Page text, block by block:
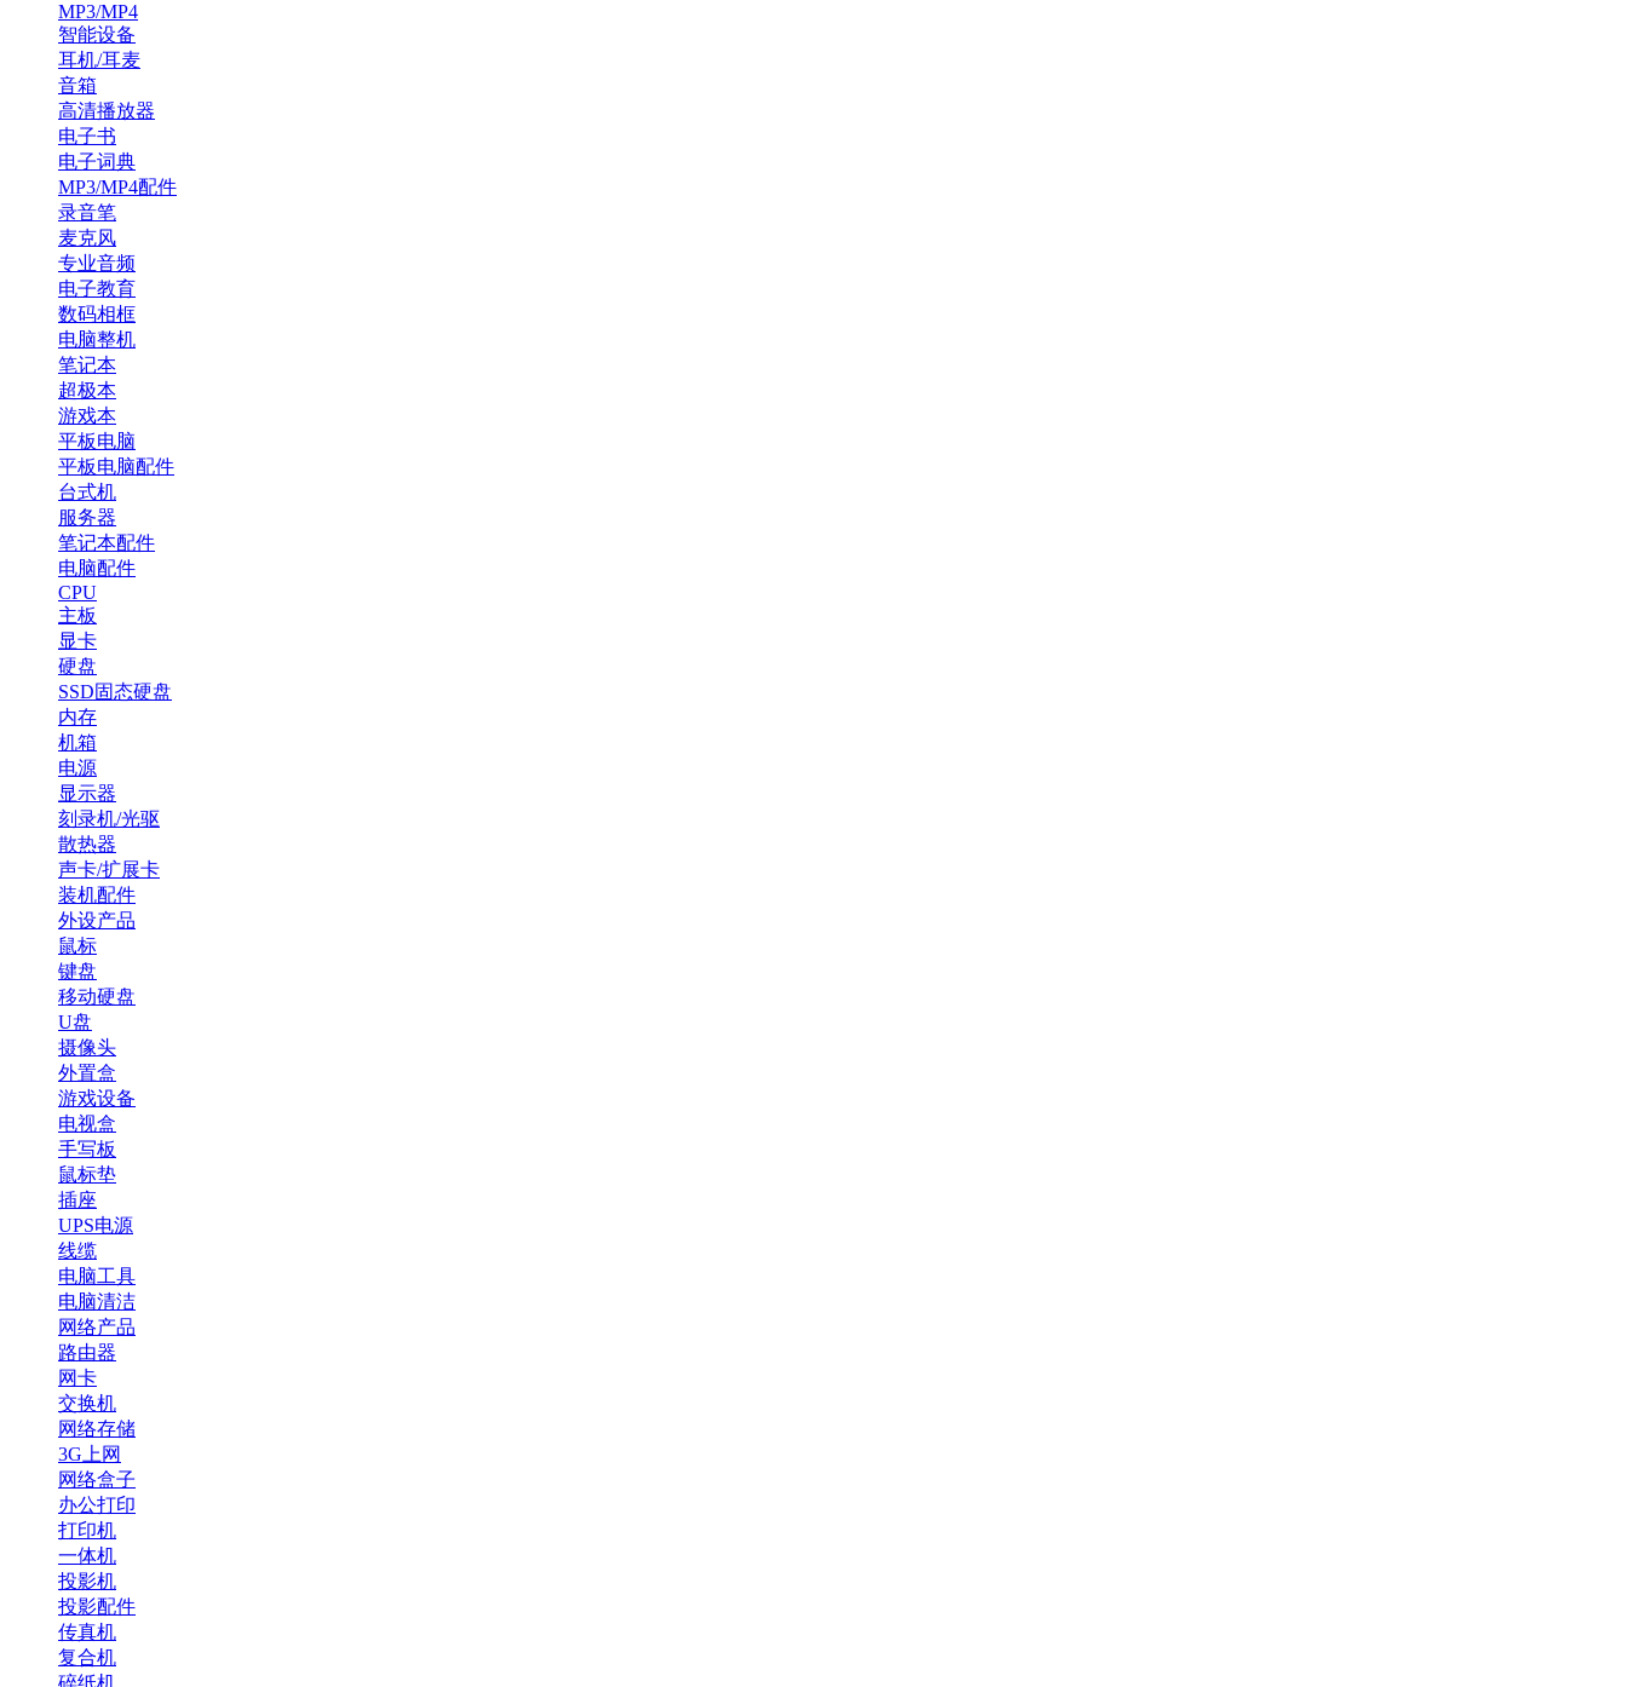
MP3/MP4
智能设备
耳机/耳麦
音箱
高清播放器
电子书
电子词典
MP3/MP4配件
录音笔
麦克风
专业音频
电子教育
数码相框
电脑整机
笔记本
超极本
游戏本
平板电脑
平板电脑配件
台式机
服务器
笔记本配件
电脑配件
CPU
主板
显卡
硬盘
SSD固态硬盘
内存
机箱
电源
显示器
刻录机/光驱
散热器
声卡/扩展卡
装机配件
外设产品
鼠标
键盘
移动硬盘
U盘
摄像头
外置盒
游戏设备
电视盒
手写板
鼠标垫
插座
UPS电源
线缆
电脑工具
电脑清洁
网络产品
路由器
网卡
交换机
网络存储
3G上网
网络盒子
办公打印
打印机
一体机
投影机
投影配件
传真机
复合机